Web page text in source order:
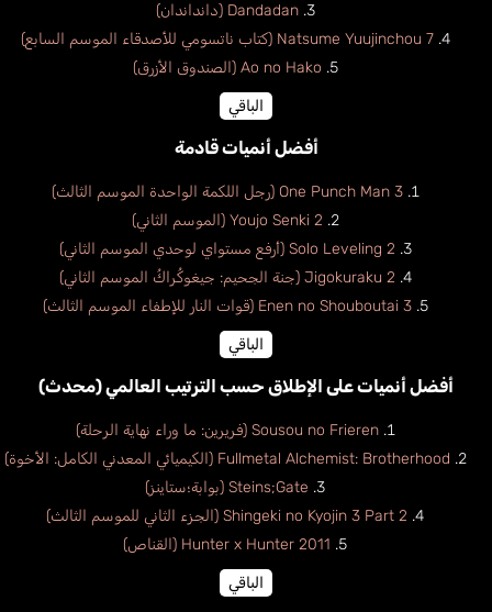
Dandadan (دانداندان)
Natsume Yuujinchou 7 (كتاب ناتسومي للأصدقاء الموسم السابع)
Ao no Hako (الصندوق الأزرق)
الباقي
أفضل أنميات قادمة
One Punch Man 3 (رجل اللكمة الواحدة الموسم الثالث)
Youjo Senki 2 (الموسم الثاني)
Solo Leveling 2 (أرفع مستواي لوحدي الموسم الثاني)
Jigokuraku 2 (جنة الجحيم: جيغوكُراكُ الموسم الثاني)
Enen no Shouboutai 3 (قوات النار للإطفاء الموسم الثالث)
الباقي
أفضل أنميات على الإطلاق حسب الترتيب العالمي (محدث)
Sousou no Frieren (فريرين: ما وراء نهاية الرحلة)
Fullmetal Alchemist: Brotherhood (الكيميائي المعدني الكامل: الأخوة)
Steins;Gate (بوابة؛ستاينز)
Shingeki no Kyojin 3 Part 2 (الجزء الثاني للموسم الثالث)
Hunter x Hunter 2011 (القناص)
الباقي